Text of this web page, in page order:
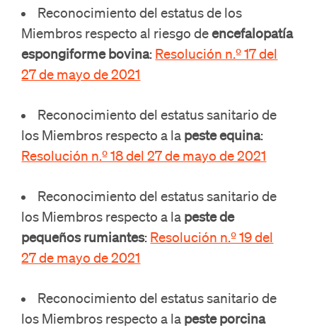
Reconocimiento del estatus de los
Miembros respecto al riesgo deencefalopatía
espongiforme bovina: Resolución n.º 17 del
27 de mayo de 2021
Reconocimiento del estatus sanitario de
los Miembros respecto a la peste equina:
Resolución n.º 18 del 27 de mayo de 2021
Reconocimiento del estatus sanitario de
los Miembros respecto a la peste de
pequeños rumiantes: Resolución n.º 19 del
27 de mayo de 2021
Reconocimiento del estatus sanitario de
los Miembros respecto a la peste porcina